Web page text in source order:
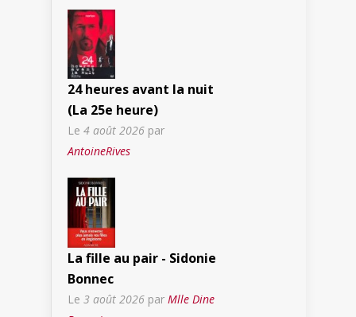
24 heures avant la nuit
(La 25e heure)
Le 4 août 2026 par
AntoineRives
La fille au pair - Sidonie
Bonnec
Le 3 août 2026 par Mlle Dine